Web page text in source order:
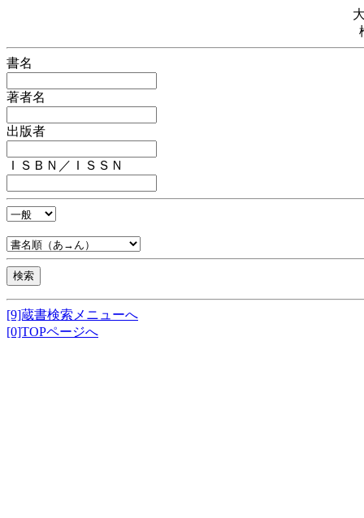
書名
著者名
出版者
ＩＳＢＮ／ＩＳＳＮ
[9]蔵書検索メニューへ
[0]TOPページへ